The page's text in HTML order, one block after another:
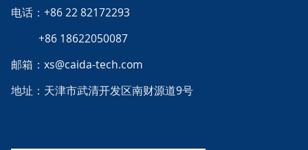
电话：+86 22 82172293
+86 18622050087
邮箱：xs@caida-tech.com
地址：天津市武清开发区南财源道9号